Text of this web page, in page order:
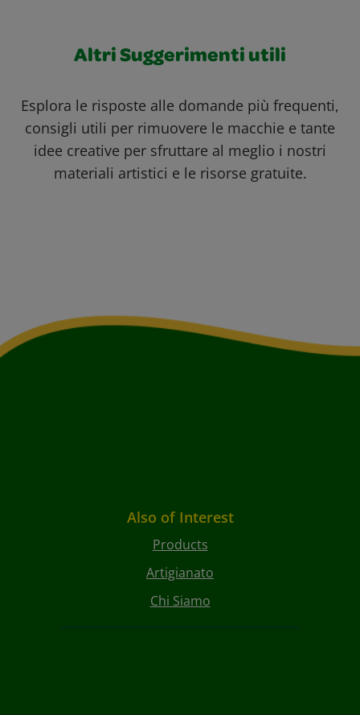
Altri Suggerimenti utili
Esplora le risposte alle domande più frequenti,
consigli utili per rimuovere le macchie e tante
idee creative per sfruttare al meglio i nostri
materiali artistici e le risorse gratuite.
Also of Interest
Products
Artigianato
Chi Siamo